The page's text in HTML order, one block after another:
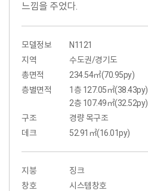
느낌을 주었다.
모델정보
N1121
지역
수도권/경기도
총면적
234.54㎡(70.95py)
층별면적
1층 127.05㎡(38.43py)
2층 107.49㎡(32.52py)
구조
경량 목구조
데크
52.91㎡(16.01py)
지붕
징크
창호
시스템창호